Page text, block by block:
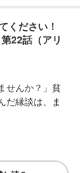
ください！
22話（アリ
せんか？」貧
だ縁談は、ま